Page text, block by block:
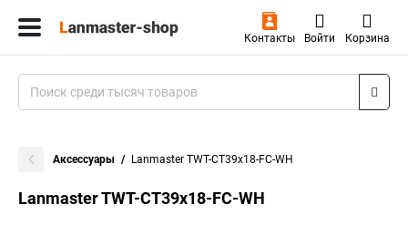
Контакты Войти Корзина
Аксессуары Lanmaster TWT-CT39x18-FC-WH
Lanmaster TWT-CT39x18-FC-WH